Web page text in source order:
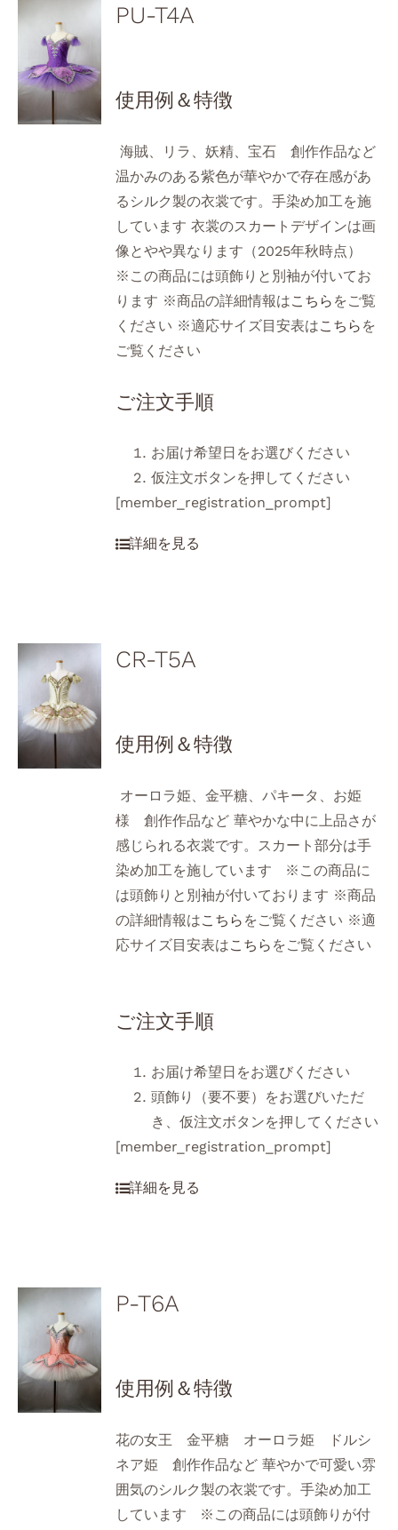
PU-T4A
使用例＆特徴
海賊、リラ、妖精、宝石 創作作品など
温かみのある紫色が華やかで存在感があ
るシルク製の衣裳です。手染め加工を施
しています 衣裳のスカートデザインは画
像とやや異なります（2025年秋時点）
※この商品には頭飾りと別袖が付いてお
ります ※商品の詳細情報はこちら をご覧
ください ※適応サイズ目安表はこちら を
ご覧ください
ご注文手順
お届け希望日をお選びください
仮注文ボタンを押してください
[member_registration_prompt]
CR-T5A
使用例＆特徴
オーロラ姫、金平糖、パキータ、お姫
様 創作作品など 華やかな中に上品さが
感じられる衣裳です。スカート部分は手
染め加工を施しています ※この商品に
は頭飾りと別袖が付いております ※商品
の詳細情報はこちら をご覧ください ※適
応サイズ目安表はこちら をご覧ください
ご注文手順
お届け希望日をお選びください
頭飾り（要不要）をお選びいただ
き、仮注文ボタンを押してください
[member_registration_prompt]
P-T6A
使用例＆特徴
花の女王 金平糖 オーロラ姫 ドルシ
ネア姫 創作作品など 華やかで可愛い雰
囲気のシルク製の衣裳です。手染め加工
しています ※この商品には頭飾りが付